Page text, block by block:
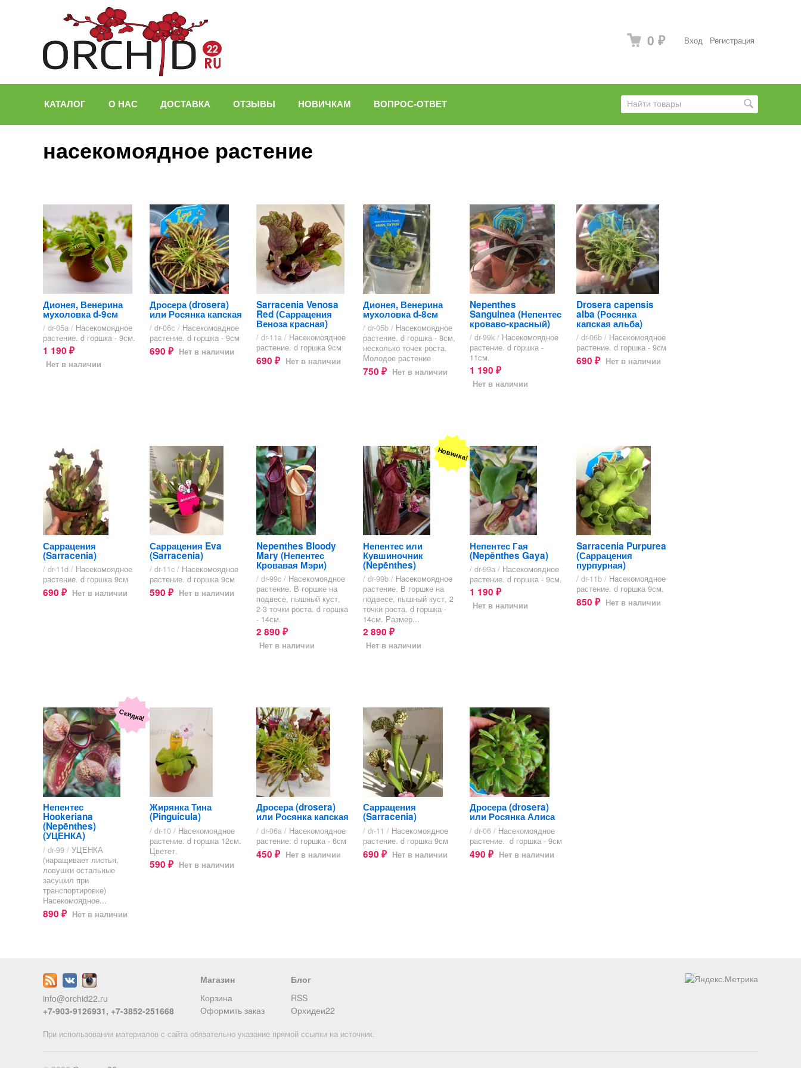
Вход Регистрация
0 ₽
КАТАЛОГ О НАС ДОСТАВКА ОТЗЫВЫ НОВИЧКАМ ВОПРОС-ОТВЕТ
насекомоядное растение
Дионея, Венерина
мухоловка d-9см
/ dr-05а / Насекомоядное
растение. d горшка - 9см.
1 190 ₽
Нет в наличии
Дросера (drosera)
или Росянка капская
/ dr-06с / Насекомоядное
растение. d горшка - 9см
690 ₽ Нет в наличии
Sarracenia Venosa
Red (Саррацения
Веноза красная)
/ dr-11a / Насекомоядное
растение. d горшка 9см
690 ₽ Нет в наличии
Дионея, Венерина
мухоловка d-8см
/ dr-05b / Насекомоядное
растение. d горшка - 8см,
несколько точек роста.
Молодое растение
750 ₽ Нет в наличии
Nepеnthes
Sanguinea (Непентес
кроваво-красный)
/ dr-99k / Насекомоядное
растение. d горшка -
11см.
1 190 ₽
Нет в наличии
Drosera capensis
alba (Росянка
капская альба)
/ dr-06b / Насекомоядное
растение. d горшка - 9см
690 ₽ Нет в наличии
Саррацения
(Sarracenia)
/ dr-11d / Насекомоядное
растение. d горшка 9см
690 ₽ Нет в наличии
Саррацения Eva
(Sarracenia)
/ dr-11c / Насекомоядное
растение. d горшка 9см
590 ₽ Нет в наличии
Nepenthes Bloody
Mary (Непентес
Кровавая Мэри)
/ dr-99c / Насекомоядное
растение. В горшке на
подвесе, пышный куст,
2-3 точки роста. d горшка
- 14см.
2 890 ₽
Нет в наличии
Новинка!
Непентес или
Кувшиночник
(Nepēnthes)
/ dr-99b / Насекомоядное
растение. В горшке на
подвесе, пышный куст, 2
точки роста. d горшка -
14см. Размер...
2 890 ₽
Нет в наличии
Непентес Гая
(Nepēnthes Gaya)
/ dr-99а / Насекомоядное
растение. d горшка - 9см.
1 190 ₽
Нет в наличии
Sarracenia Purpurea
(Саррацения
пурпурная)
/ dr-11b / Насекомоядное
растение. d горшка 9см.
850 ₽ Нет в наличии
Скидка!
Непентес
Hookeriana
(Nepēnthes)
(УЦЕНКА)
/ dr-99 / УЦЕНКА
(наращивает листья,
ловушки остальные
засушил при
транспортировке)
Насекомоядное...
890 ₽ Нет в наличии
Жирянка Тина
(Pinguícula)
/ dr-10 / Насекомоядное
растение. d горшка 12см.
Цветет.
590 ₽ Нет в наличии
Дросера (drosera)
или Росянка капская
/ dr-06a / Насекомоядное
растение. d горшка - 6см
450 ₽ Нет в наличии
Саррацения
(Sarracenia)
/ dr-11 / Насекомоядное
растение. d горшка 9см
690 ₽ Нет в наличии
Дросера (drosera)
или Росянка Алиса
/ dr-06 / Насекомоядное
растение. d горшка - 9см
490 ₽ Нет в наличии
info@orchid22.ru
+7-903-9126931, +7-3852-251668
Магазин
Корзина
Оформить заказ
Блог
RSS
Орхидеи22
При использовании материалов с сайта обязательно указание прямой ссылки на источник.